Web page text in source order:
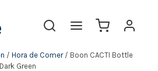
/ Hora de Comer/ Boon CACTI Bottle
Green